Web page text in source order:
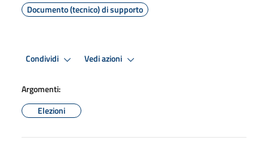
Documento (tecnico) di supporto
Condividi Vedi azioni
Argomenti:
Elezioni